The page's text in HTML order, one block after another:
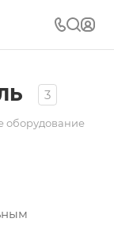
3
оборудование